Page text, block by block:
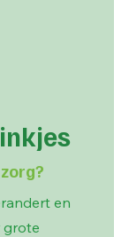
en
grote